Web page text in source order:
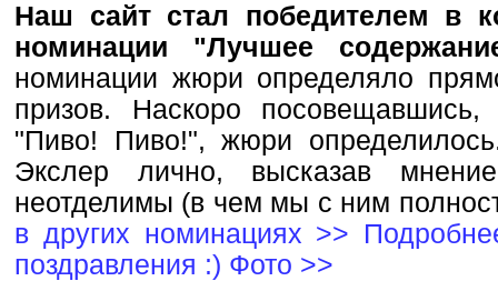
Наш сайт стал победителем в
номинации "Лучшее
номинации жюри определяло
призов. Наскоро
"Пиво! Пиво!", жюри
Экслер лично, высказав
неотделимы (в чем мы с ним
в других номинациях >>
поздравления :) Фото >>